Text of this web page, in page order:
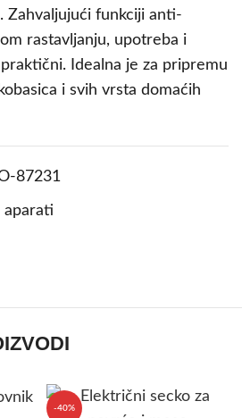
Zahvaljujući funkciji anti-
rastavljanju, upotreba i
Idealna je za pripremu
i svih vrsta domaćih
87231
aparati
-40%